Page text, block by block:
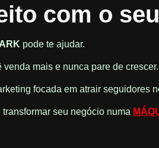
com o
pode te ajudar.
mais e nunca pare de crescer.
focada em atrair seguidores
seu negócio numa